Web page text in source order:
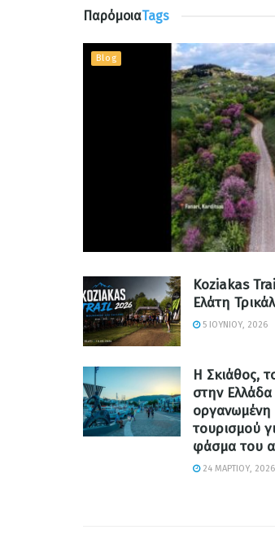
ΠαρόμοιαTags
Blog
Koziakas
Ελάτη
5 ΙΟΥΝΊΟΥ, 2026
Η Σκιάθος,
στην Ελλάδα
οργανωμένη
τουρισμού
φάσμα του
24 ΜΑΡΤΊΟΥ, 2026